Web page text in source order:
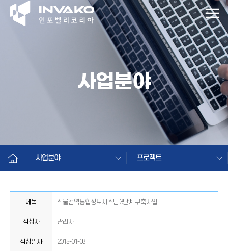
사업분야
사업분야 프로젝트
제목 식물검역통합정보시스템 3단계 구축사업
작성자 관리자
작성일자 2015-01-08